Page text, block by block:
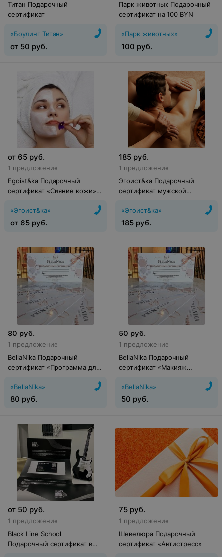
Титан Подарочный
сертификат
«Боулинг Титан»
от 50 руб.
Парк животных Подарочный
сертификат на 100 BYN
«Парк животных»
100 руб.
от 65 руб.
1 предложение
Egoist&ka Подарочный
сертификат «Сияние кожи»
лицом (по типу кожи)
«Эгоист&ка»
от 65 руб.
185 руб.
1 предложение
Эгоист&ка Подарочный
сертификат мужской
«Эгоист&ка»
185 руб.
80 руб.
1 предложение
BellaNika Подарочный
сертификат «Программа для
«BellaNika»
80 руб.
50 руб.
1 предложение
BellaNika Подарочный
сертификат «Макияж
«BellaNika»
50 руб.
от 50 руб.
1 предложение
Black Line School
Подарочный сертификат в
75 руб.
1 предложение
Шевелюра Подарочный
сертификат «Антистресс»